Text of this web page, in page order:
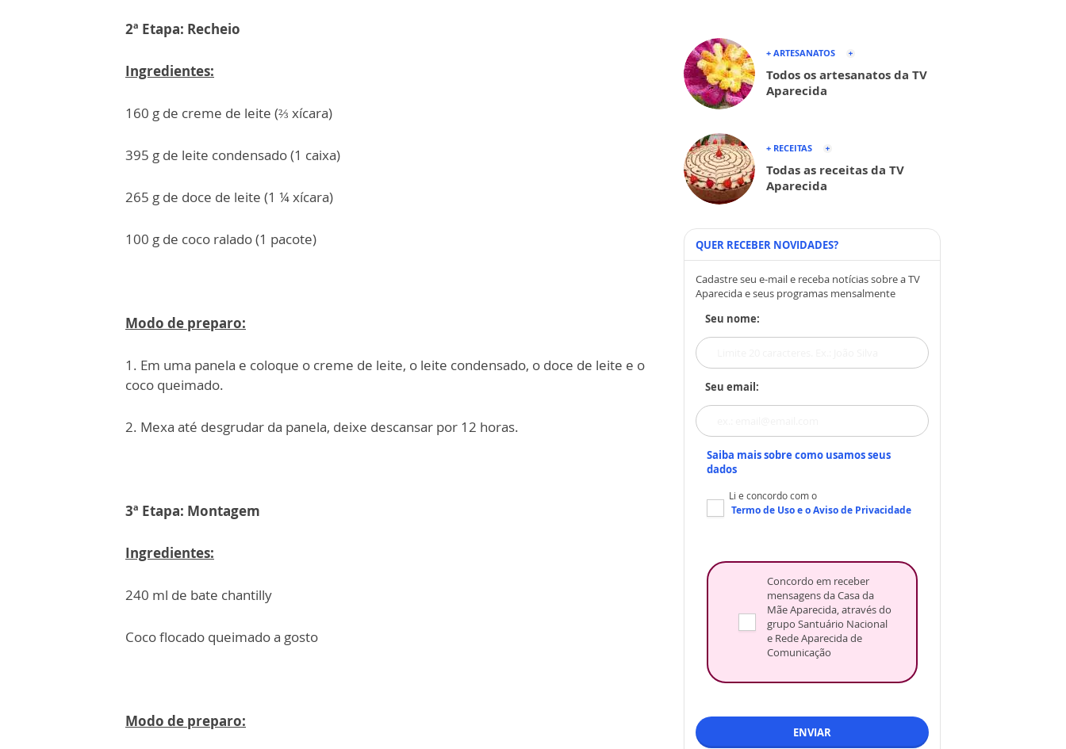
2ª Etapa: Recheio
Ingredientes:
160 g de creme de leite (⅔ xícara)
395 g de leite condensado (1 caixa)
265 g de doce de leite (1 ¼ xícara)
100 g de coco ralado (1 pacote)
Modo de preparo:
1. Em uma panela e coloque o creme de leite, o leite condensado, o doce de leite e o
coco queimado.
2. Mexa até desgrudar da panela, deixe descansar por 12 horas.
3ª Etapa: Montagem
Ingredientes:
240 ml de bate chantilly
Coco flocado queimado a gosto
Modo de preparo:
+ ARTESANATOS
Todos os artesanatos da TV
Aparecida
+ RECEITAS
Todas as receitas da TV
Aparecida
QUER RECEBER NOVIDADES?
Cadastre seu e-mail e receba notícias sobre a TV
Aparecida e seus programas mensalmente
Seu nome:
Seu email:
Saiba mais sobre como usamos seus
dados
Li e concordo com o
Termo de Usoe oAviso de Privacidade
Concordo em receber
mensagens da Casa da
Mãe Aparecida, através do
grupo Santuário Nacional
e Rede Aparecida de
Comunicação
ENVIAR